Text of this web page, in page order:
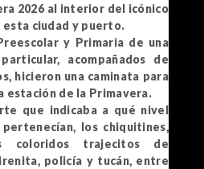
2026 al interior del icónico
esta ciudad y puerto.
y Primaria de una
acompañados de
hicieron una caminata para
estación de la Primavera.
que indicaba a qué nivel
los chiquitines,
coloridos trajecitos de
policía y tucán, entre